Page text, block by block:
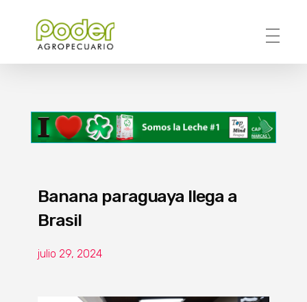
Banana paraguaya llega a
Brasil
julio 29, 2024